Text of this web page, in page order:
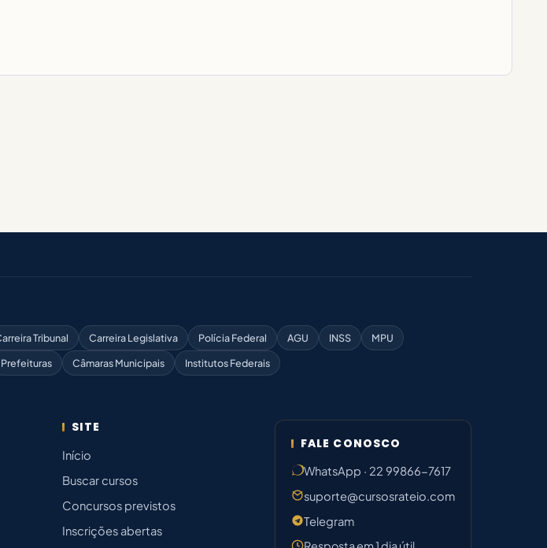
Tribunal Carreira Legislativa Polícia Federal AGU INSS
MPU
Prefeituras Câmaras Municipais Institutos Federais
SITE
Início
Buscar cursos
Concursos previstos
Inscrições abertas
FALE CONOSCO
WhatsApp · 22 99866-7617
suporte@cursosrateio.com
Telegram